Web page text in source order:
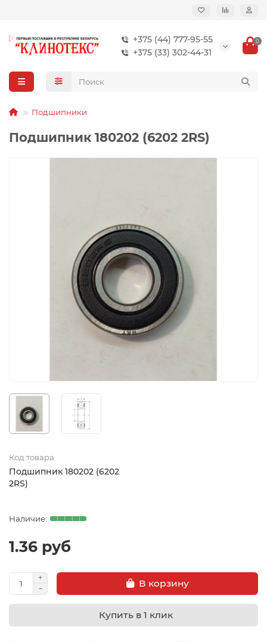
+375 (44) 777-95-55
+375 (33) 302-44-31
0
Подшипники
Подшипник 180202 (6202 2RS)
Код товара
Подшипник 180202 (6202
2RS)
1.36 руб
В корзину
Купить в 1 клик